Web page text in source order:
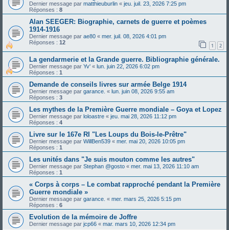
Dernier message par matthieuburlin « jeu. juil. 23, 2026 7:25 pm
Réponses : 8
Alan SEEGER: Biographie, carnets de guerre et poèmes
1914-1916
Dernier message par ae80 « mer. juil. 08, 2026 4:01 pm
Réponses : 12 1 2
La gendarmerie et la Grande guerre. Bibliographie générale.
Dernier message par Yv' « lun. juin 22, 2026 6:02 pm
Réponses : 1
Demande de conseils livres sur armée Belge 1914
Dernier message par garance. « lun. juin 08, 2026 9:55 am
Réponses : 3
Les mythes de la Première Guerre mondiale – Goya et Lopez
Dernier message par loloastre « jeu. mai 28, 2026 11:12 pm
Réponses : 4
Livre sur le 167e RI "Les Loups du Bois-le-Prêtre"
Dernier message par WillBen539 « mer. mai 20, 2026 10:05 pm
Réponses : 1
Les unités dans "Je suis mouton comme les autres"
Dernier message par Stephan @gosto « mer. mai 13, 2026 11:10 am
Réponses : 1
« Corps à corps – Le combat rapproché pendant la Première
Guerre mondiale »
Dernier message par garance. « mer. mars 25, 2026 5:15 pm
Réponses : 6
Evolution de la mémoire de Joffre
Dernier message par jcp66 « mar. mars 10, 2026 12:34 pm